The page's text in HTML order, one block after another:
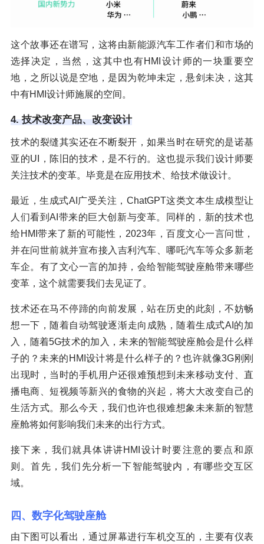
这个故事还在谱写，这将由新能源汽车工作者们和市场的
选择决定，当然，这其中也有HMI设计师的一块重要空
地，之所以说是空地，是因为乾坤未定，悬剑未决，这其
中有HMI设计师施展的空间。
4. 技术改变产品、改变设计
技术的裂缝其实还在不断裂开，如果当时在研究的是诺基
亚的UI，陈旧的技术，是不行的。这也提示我们设计师要
关注技术的变革。毕竟是在应用技术、给技术做设计。
最近，生成式AI广受关注，ChatGPT这类文本生成模型让
人们看到AI带来的巨大创新与变革。同样的，新的技术也
给HMI带来了新的可能性，2023年，百度文心一言问世，
并在问世前就并宣布接入吉利汽车、哪吒汽车等众多新老
车企。有了文心一言的加持，会给智能驾驶座舱带来哪些
变革，这个就需要我们去见证了。
技术还在马不停蹄的向前发展，站在历史的此刻，不妨畅
想一下，随着自动驾驶逐渐走向成熟，随着生成式AI的加
入，随着5G技术的加入，未来的智能驾驶座舱会是什么样
子的？未来的HMI设计将是什么样子的？也许就像3G刚刚
出现时，当时的手机用户还很难预想到未来移动支付、直
播电商、短视频等新兴的食物的兴起，将大大改变自己的
生活方式。那么今天，我们也许也很难想象未来新的智慧
座舱将如何影响我们未来的出行方式。
接下来，我们就具体讲讲HMI设计时要注意的要点和原
则。首先，我们先分析一下智能驾驶内，有哪些交互区
域。
四、数字化驾驶座舱
由下图可以看出，通过屏幕进行车机交互的，主要有仪表